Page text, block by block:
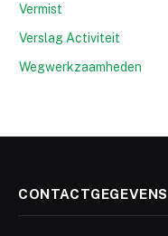
Vermist
Verslag Activiteit
Wegwerkzaamheden
CONTACTGEGEVENS